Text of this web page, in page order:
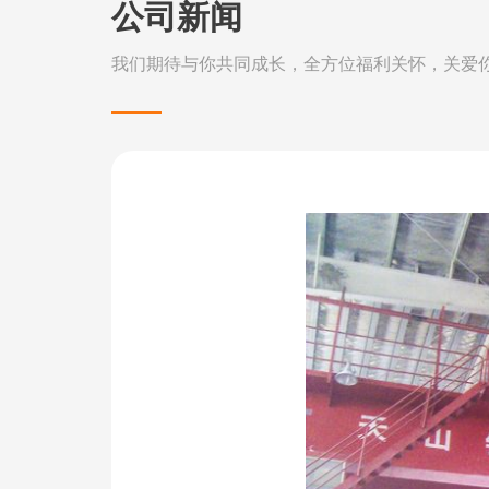
公司新闻
我们期待与你共同成长，全方位福利关怀，关爱